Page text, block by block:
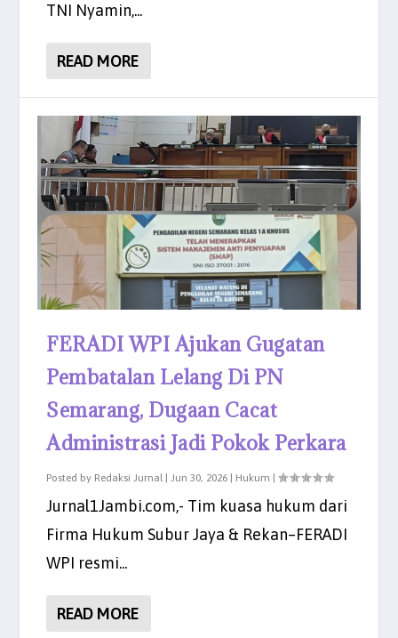
TNI Nyamin,...
READ MORE
FERADI WPI Ajukan Gugatan
Pembatalan Lelang Di PN
Semarang, Dugaan Cacat
Administrasi Jadi Pokok Perkara
Posted by Redaksi Jurnal |Jun 30, 2026 | Hukum |
Jurnal1Jambi.com,- Tim kuasa hukum dari
Firma Hukum Subur Jaya & Rekan–FERADI
WPI resmi...
READ MORE